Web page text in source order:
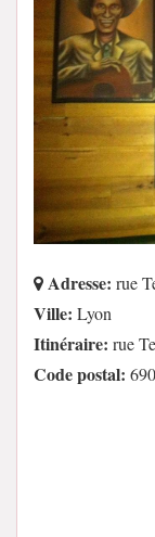
Adresse: rue
Ville: Lyon
Itinéraire: rue
Code postal: